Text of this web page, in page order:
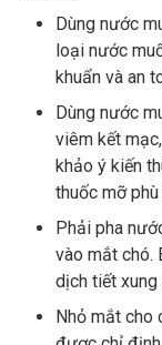
Dùng nước
loại nước
khuẩn và an
Dùng nước
viêm kết
khảo ý kiến
thuốc mỡ
Phải pha
vào mắt chó.
dịch tiết xung
Nhỏ mắt cho